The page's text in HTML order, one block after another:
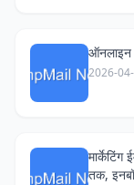
ऑनलाइन
2026-
तक,